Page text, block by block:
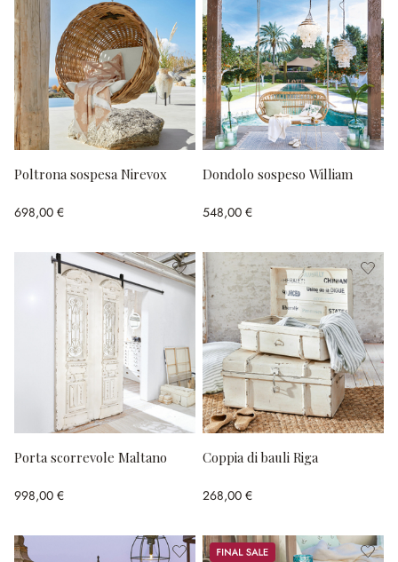
Poltrona sospesa Nirevox
698,00 €
Dondolo sospeso William
548,00 €
Porta scorrevole Maltano
998,00 €
Coppia di bauli Riga
268,00 €
Sale